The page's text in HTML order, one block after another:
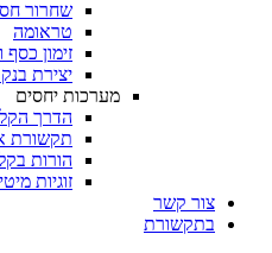
שחרור
טראומה
זימון
יצירת
מערכות יחסים
הדרך
תקשורת
הורות
זוגיות
צור קשר
בתקשורת